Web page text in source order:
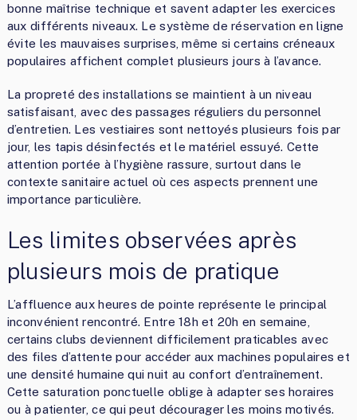
bonne maîtrise technique et savent adapter les exercices
aux différents niveaux. Le système de réservation en ligne
évite les mauvaises surprises, même si certains créneaux
populaires affichent complet plusieurs jours à l’avance.
La propreté des installations se maintient à un niveau
satisfaisant, avec des passages réguliers du personnel
d’entretien. Les vestiaires sont nettoyés plusieurs fois par
jour, les tapis désinfectés et le matériel essuyé. Cette
attention portée à l’hygiène rassure, surtout dans le
contexte sanitaire actuel où ces aspects prennent une
importance particulière.
Les limites observées après
plusieurs mois de pratique
L’affluence aux heures de pointe représente le principal
inconvénient rencontré. Entre 18h et 20h en semaine,
certains clubs deviennent difficilement praticables avec
des files d’attente pour accéder aux machines populaires et
une densité humaine qui nuit au confort d’entraînement.
Cette saturation ponctuelle oblige à adapter ses horaires
ou à patienter, ce qui peut décourager les moins motivés.